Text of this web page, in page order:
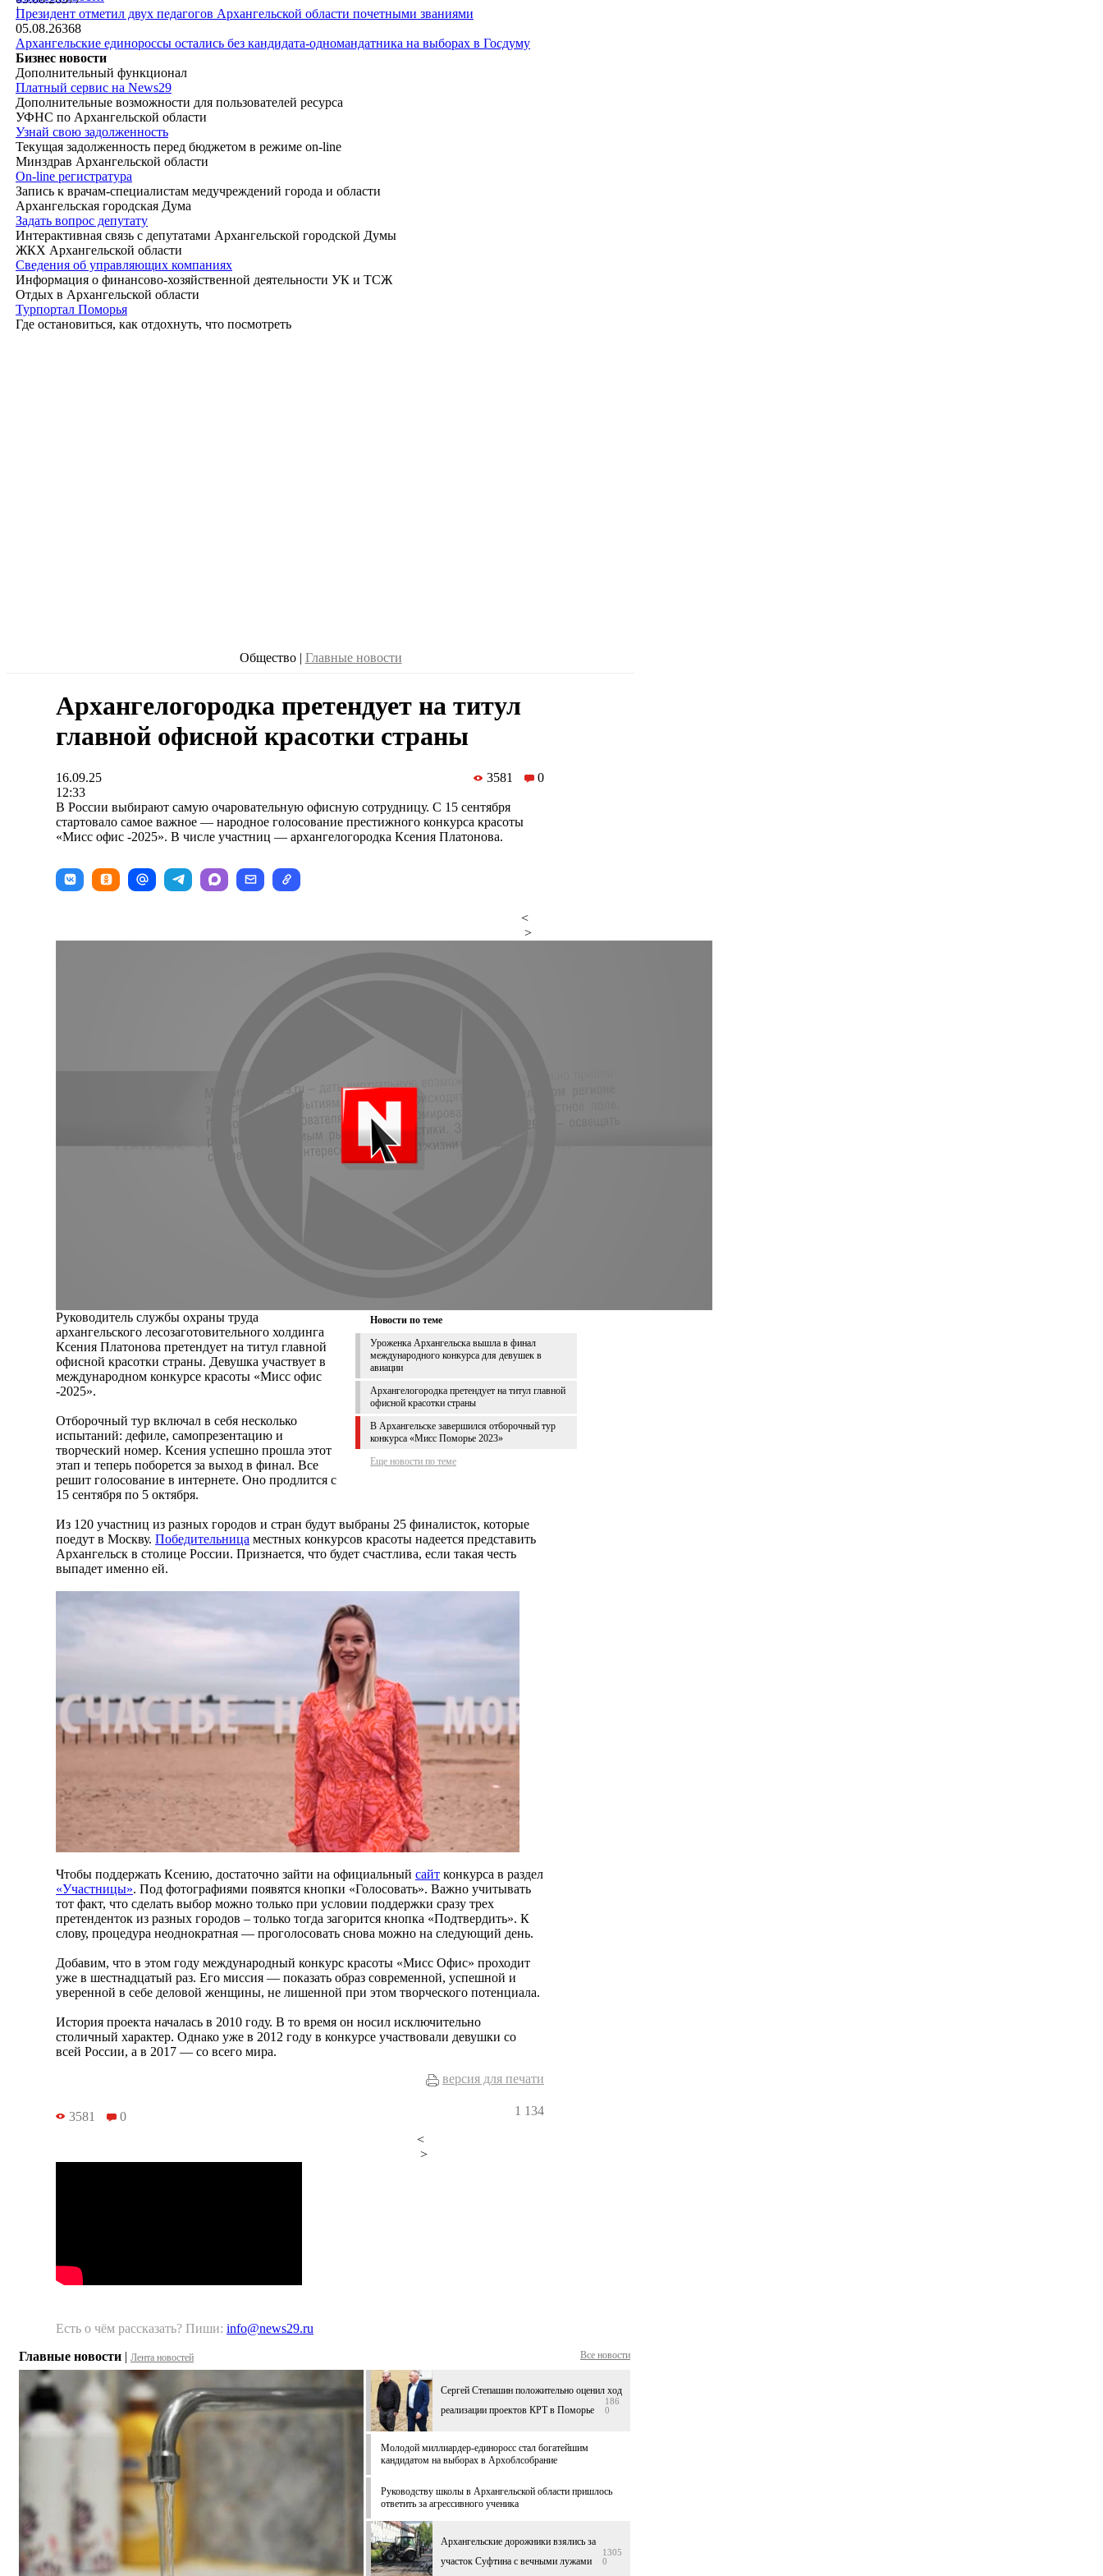
|
Президент отметил двух педагогов Архангельской области почетными званиями
05.08.26368
Архангельские единороссы остались без кандидата-одномандатника на выборах в Госдуму
Бизнес новости
Дополнительный функционал
Платный сервис на News29
Дополнительные возможности для пользователей ресурса
УФНС по Архангельской области
Узнай свою задолженность
Текущая задолженность перед бюджетом в режиме on-line
Минздрав Архангельской области
On-line регистратура
Запись к врачам-специалистам медучреждений города и области
Архангельская городская Дума
Задать вопрос депутату
Интерактивная связь с депутатами Архангельской городской Думы
ЖКХ Архангельской области
Сведения об управляющих компаниях
Информация о финансово-хозяйственной деятельности УК и ТСЖ
Отдых в Архангельской области
Турпортал Поморья
Где остановиться, как отдохнуть, что посмотреть
Общество | Главные новости
Архангелогородка претендует на титул
главной офисной красотки страны
16.09.25
12:33
3581 0
В России выбирают самую очаровательную офисную сотрудницу. С 15 сентября
стартовало самое важное — народное голосование престижного конкурса красоты
«Мисс офис -2025». В числе участниц — архангелогородка Ксения Платонова.
<
>
Новости по теме
Уроженка Архангельска вышла в финал
международного конкурса для девушек в
авиации
Архангелогородка претендует на титул главной
офисной красотки страны
В Архангельске завершился отборочный тур
конкурса «Мисс Поморье 2023»
Еще новости по теме
Руководитель службы охраны труда
архангельского лесозаготовительного холдинга
Ксения Платонова претендует на титул главной
офисной красотки страны. Девушка участвует в
международном конкурсе красоты «Мисс офис
-2025».
Отборочный тур включал в себя несколько
испытаний: дефиле, самопрезентацию и
творческий номер. Ксения успешно прошла этот
этап и теперь поборется за выход в финал. Все
решит голосование в интернете. Оно продлится с
15 сентября по 5 октября.
Из 120 участниц из разных городов и стран будут выбраны 25 финалисток, которые
поедут в Москву. Победительница местных конкурсов красоты надеется представить
Архангельск в столице России. Признается, что будет счастлива, если такая честь
выпадет именно ей.
Чтобы поддержать Ксению, достаточно зайти на официальный сайт конкурса в раздел
«Участницы». Под фотографиями появятся кнопки «Голосовать». Важно учитывать
тот факт, что сделать выбор можно только при условии поддержки сразу трех
претенденток из разных городов – только тогда загорится кнопка «Подтвердить». К
слову, процедура неоднократная — проголосовать снова можно на следующий день.
Добавим, что в этом году международный конкурс красоты «Мисс Офис» проходит
уже в шестнадцатый раз. Его миссия — показать образ современной, успешной и
уверенной в себе деловой женщины, не лишенной при этом творческого потенциала.
История проекта началась в 2010 году. В то время он носил исключительно
столичный характер. Однако уже в 2012 году в конкурсе участвовали девушки со
всей России, а в 2017 — со всего мира.
версия для печати
3581 0 1 134
<
>
Есть о чём рассказать? Пиши: info@news29.ru
Главные новости | Лента новостей Все новости
Сергей Степашин положительно оценил ход
реализации проектов КРТ в Поморье
186
0
Молодой миллиардер-единоросс стал богатейшим
кандидатом на выборах в Архоблсобрание
Руководству школы в Архангельской области пришлось
ответить за агрессивного ученика
Архангельские дорожники взялись за
участок Суфтина с вечными лужами
1305
0